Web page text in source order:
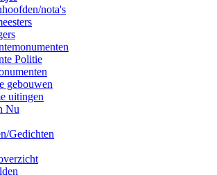
nota's
Politie
gebouwen
uitingen
Nu
Gedichten